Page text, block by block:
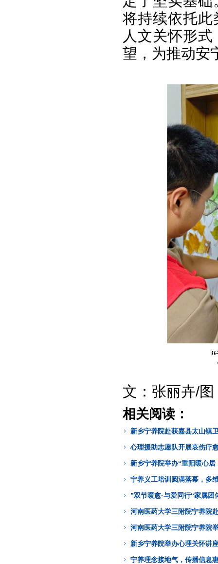
将持续依托
人文关怀形
望，为推动安
文：张丽卉/
相关阅读：
新乡宁养院赴获嘉县太山镇
心理援助志愿队开展哀伤疗
新乡宁养院举办“重阳暖心
宁养义工培训圆满落幕，多
”双节暖愈·与爱同行“家属
河南医药大学三附院宁养院
河南医药大学三附院宁养院
新乡宁养院举办心理关怀讲
宁养理念接地气，传播信息